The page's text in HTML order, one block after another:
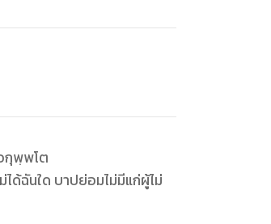
กุพฺพโต
ด้ฉันใด บาปย่อมไม่มีแก่ผู้ไม่